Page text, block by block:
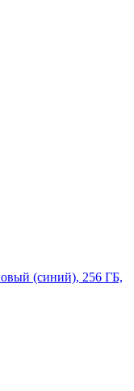
(синий), 256 ГБ,